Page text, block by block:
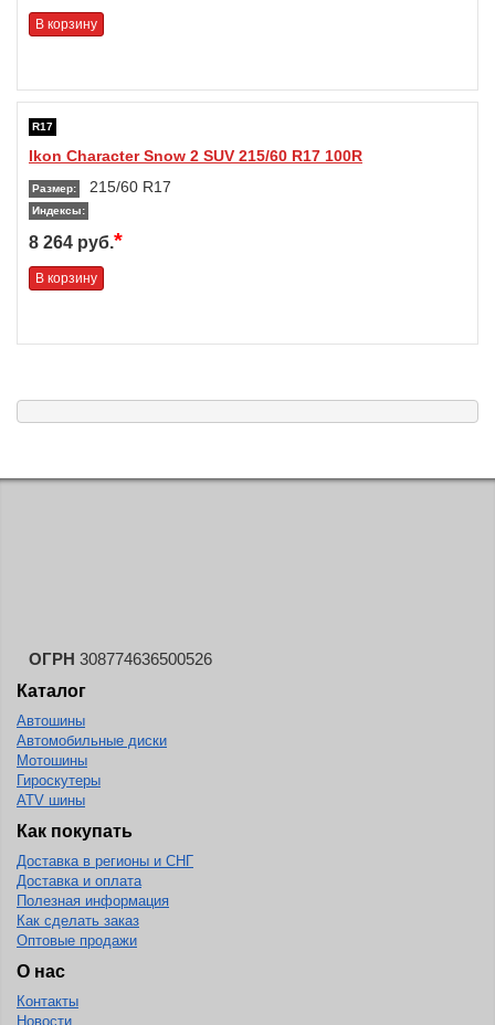
В корзину
R17
Ikon Character Snow 2 SUV 215/60 R17 100R
Размер: 215/60 R17
Индексы:
8 264 руб.*
В корзину
ОГРН 308774636500526
Каталог
Автошины
Автомобильные диски
Мотошины
Гироскутеры
ATV шины
Как покупать
Доставка в регионы и СНГ
Доставка и оплата
Полезная информация
Как сделать заказ
Оптовые продажи
О нас
Контакты
Новости